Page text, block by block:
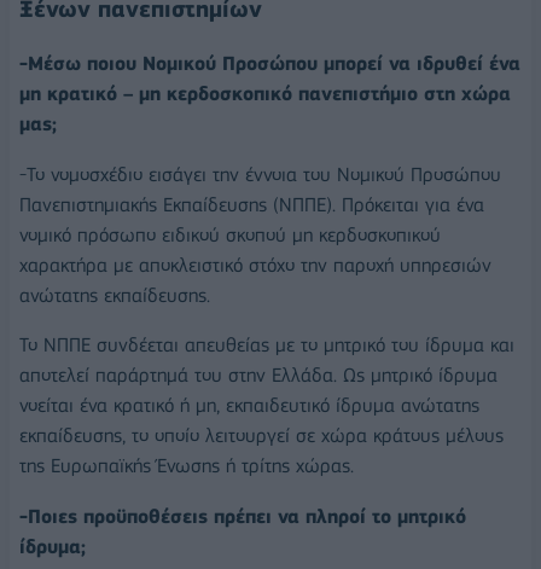
Ξένων πανεπιστημίων
-Μέσω ποιου Νομικού Προσώπου μπορεί να ιδρυθεί ένα
μη κρατικό – μη κερδοσκοπικό πανεπιστήμιο στη χώρα
μας;
-Το νομοσχέδιο εισάγει την έννοια του Νομικού Προσώπου
Πανεπιστημιακής Εκπαίδευσης (ΝΠΠΕ). Πρόκειται για ένα
νομικό πρόσωπο ειδικού σκοπού μη κερδοσκοπικού
χαρακτήρα με αποκλειστικό στόχο την παροχή υπηρεσιών
ανώτατης εκπαίδευσης.
Το ΝΠΠΕ συνδέεται απευθείας με το μητρικό του ίδρυμα και
αποτελεί παράρτημά του στην Ελλάδα. Ως μητρικό ίδρυμα
νοείται ένα κρατικό ή μη, εκπαιδευτικό ίδρυμα ανώτατης
εκπαίδευσης, το οποίο λειτουργεί σε χώρα κράτους μέλους
της Ευρωπαϊκής Ένωσης ή τρίτης χώρας.
-Ποιες προϋποθέσεις πρέπει να πληροί το μητρικό
ίδρυμα;